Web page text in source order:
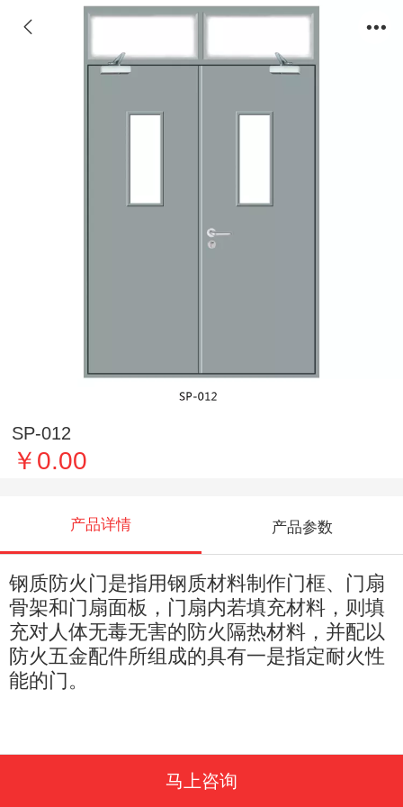
SP-012
￥0.00
产品详情 产品参数
钢质防火门是指用钢质材料制作门框、门扇
骨架和门扇面板，门扇内若填充材料，则填
充对人体无毒无害的防火隔热材料，并配以
防火五金配件所组成的具有一是指定耐火性
能的门。
马上咨询